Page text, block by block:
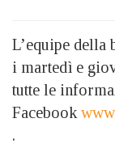
L’equipe della
i martedì e
tutte le
Facebook
.